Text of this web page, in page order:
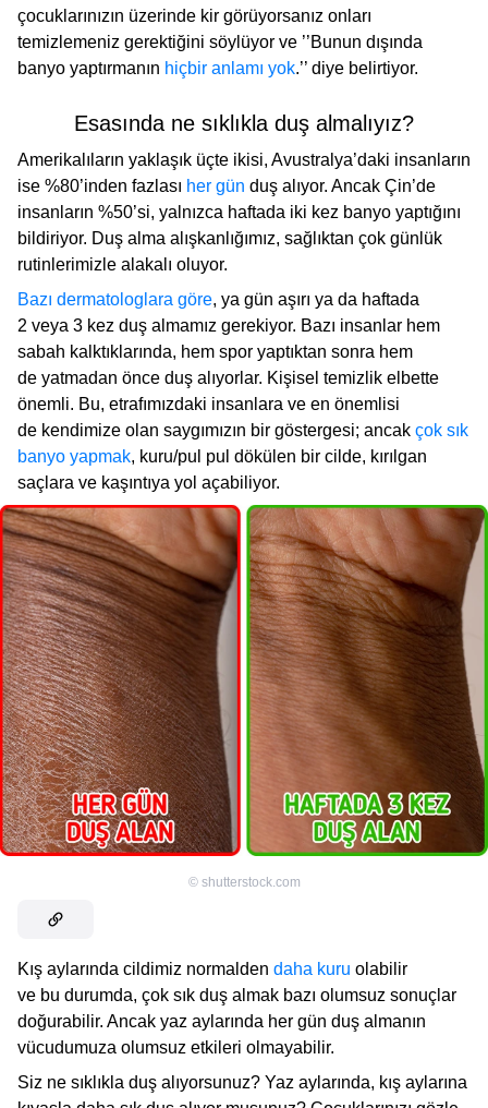
çocuklarınızın üzerinde kir görüyorsanız onları
temizlemeniz gerektiğini söylüyor ve ’’Bunun dışında
banyo yaptırmanın hiçbir anlamı yok.’’ diye belirtiyor.
Esasında ne sıklıkla duş almalıyız?
Amerikalıların yaklaşık üçte ikisi, Avustralya’daki insanların
ise %80’inden fazlası her gün duş alıyor. Ancak Çin’de
insanların %50’si, yalnızca haftada iki kez banyo yaptığını
bildiriyor. Duş alma alışkanlığımız, sağlıktan çok günlük
rutinlerimizle alakalı oluyor.
Bazı dermatologlara göre, ya gün aşırı ya da haftada
2 veya 3 kez duş almamız gerekiyor. Bazı insanlar hem
sabah kalktıklarında, hem spor yaptıktan sonra hem
de yatmadan önce duş alıyorlar. Kişisel temizlik elbette
önemli. Bu, etrafımızdaki insanlara ve en önemlisi
de kendimize olan saygımızın bir göstergesi; ancak çok sık
banyo yapmak, kuru/pul pul dökülen bir cilde, kırılgan
saçlara ve kaşıntıya yol açabiliyor.
© shutterstock.com
Kış aylarında cildimiz normalden daha kuru olabilir
ve bu durumda, çok sık duş almak bazı olumsuz sonuçlar
doğurabilir. Ancak yaz aylarında her gün duş almanın
vücudumuza olumsuz etkileri olmayabilir.
Siz ne sıklıkla duş alıyorsunuz? Yaz aylarında, kış aylarına